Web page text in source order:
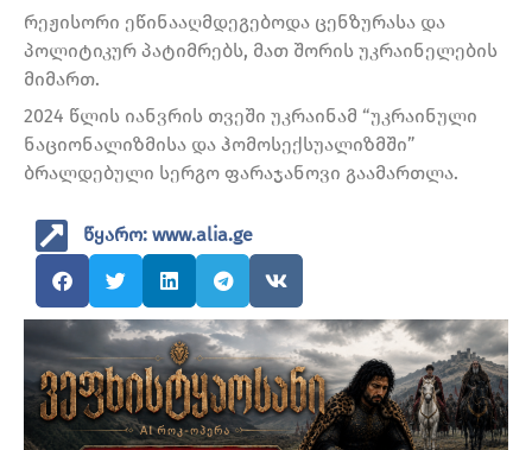
რეჟისორი ეწინააღმდეგებოდა ცენზურასა და
პოლიტიკურ პატიმრებს, მათ შორის უკრაინელების
მიმართ.
2024 წლის იანვრის თვეში უკრაინამ “უკრაინული
ნაციონალიზმისა და ჰომოსექსუალიზმში”
ბრალდებული სერგო ფარაჯანოვი გაამართლა.
წყარო: www.alia.ge